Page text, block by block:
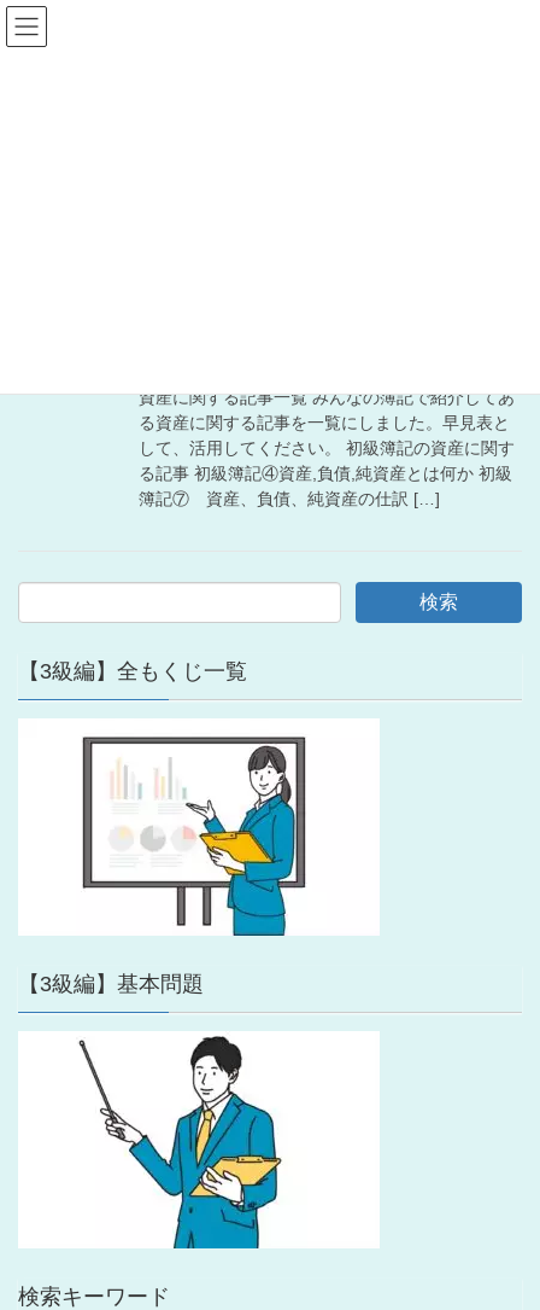
資産に関する記事一覧 みんなの簿記で紹介してあ
る資産に関する記事を一覧にしました。早見表と
して、活用してください。 初級簿記の資産に関す
る記事 初級簿記④資産,負債,純資産とは何か 初級
簿記⑦ 資産、負債、純資産の仕訳 […]
【3級編】全もくじ一覧
【3級編】基本問題
検索キーワード